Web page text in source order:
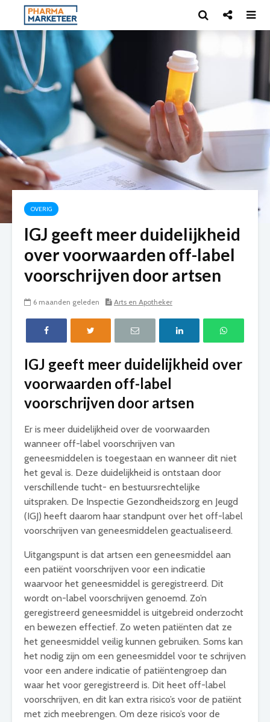
OVERIG
IGJ geeft meer duidelijkheid
over voorwaarden off-label
voorschrijven door artsen
6 maanden geleden Arts en Apotheker
IGJ geeft meer duidelijkheid over
voorwaarden off-label
voorschrijven door artsen
Er is meer duidelijkheid over de voorwaarden
wanneer off-label voorschrijven van
geneesmiddelen is toegestaan en wanneer dit niet
het geval is. Deze duidelijkheid is ontstaan door
verschillende tucht- en bestuursrechtelijke
uitspraken. De Inspectie Gezondheidszorg en Jeugd
(IGJ) heeft daarom haar standpunt over het off-label
voorschrijven van geneesmiddelen geactualiseerd.
Uitgangspunt is dat artsen een geneesmiddel aan
een patiënt voorschrijven voor een indicatie
waarvoor het geneesmiddel is geregistreerd. Dit
wordt on-label voorschrijven genoemd. Zo’n
geregistreerd geneesmiddel is uitgebreid onderzocht
en bewezen effectief. Zo weten patiënten dat ze
het geneesmiddel veilig kunnen gebruiken. Soms kan
het nodig zijn om een geneesmiddel voor te schrijven
voor een andere indicatie of patiëntengroep dan
waar het voor geregistreerd is. Dit heet off-label
voorschrijven, en dit kan extra risico’s voor de patiënt
met zich meebrengen. Om deze risico’s voor de